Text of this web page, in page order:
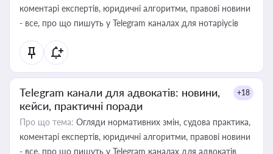
коментарі експертів, юридичні алгоритми, правові новини
- все, про що пишуть у Telegram каналах для нотаріусів
Telegram канали для адвокатів: новини,
кейси, практичні поради
+18
Про що тема: Огляди нормативних змін, судова практика,
коментарі експертів, юридичні алгоритми, правові новини
- все, про що пишуть у Telegram каналах для адвокатів